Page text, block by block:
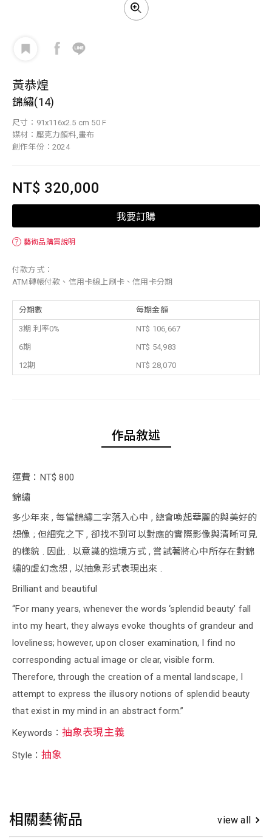
黃恭煌
錦繡(14)
尺寸：91x116x2.5 cm 50 F
媒材：壓克力顏料,畫布
創作年份：2024
NT$ 320,000
我要訂購
？ 藝術品購買說明
付款方式：
ATM轉帳付款、信用卡線上刷卡、信用卡分期
分期數 每期金額
3期 利率0%
NT$ 106,667
6期
NT$ 54,983
12期
NT$ 28,070
作品敘述
運費：NT$ 800
錦繡
多少年來 , 每當錦繡二字落入心中 , 總會喚起華麗的與美好的
想像 ; 但細究之下 , 卻找不到可以對應的實際影像與清晰可見
的樣貌 . 因此 . 以意識的造境方式 , 嘗試著將心中所存在對錦
繡的虛幻念想 , 以抽象形式表現出來 .
Brilliant and beautiful
“For many years, whenever the words ‘splendid beauty’ fall
into my heart, they always evoke thoughts of grandeur and
loveliness; however, upon closer examination, I find no
corresponding actual image or clear, visible form.
Therefore, through the creation of a mental landscape, I
attempt to express the illusory notions of splendid beauty
that exist in my mind in an abstract form.”
Keywords： 抽象表現主義
Style：抽象
相關藝術品 view all